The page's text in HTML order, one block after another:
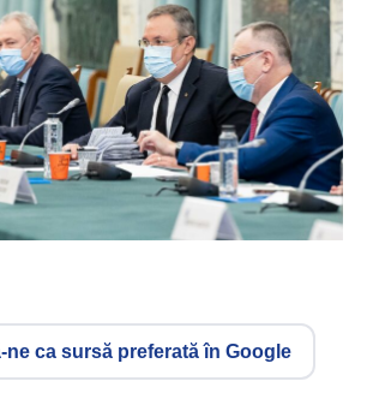
ne ca sursă preferată în Google